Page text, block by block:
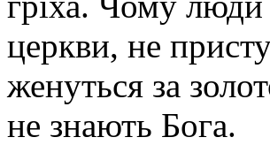
церкви, не
женуться за
не знають Бога.